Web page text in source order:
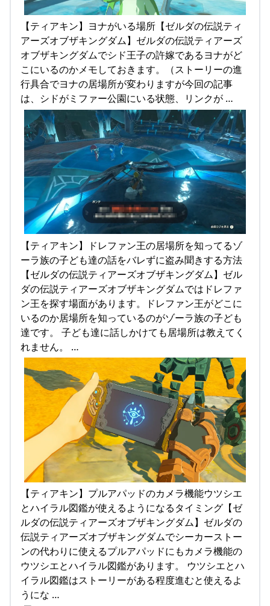
【ティアキン】ヨナがいる場所【ゼルダの伝説ティ
アーズオブザキングダム】ゼルダの伝説ティアーズ
オブザキングダムでシド王子の許嫁であるヨナがど
こにいるのかメモしておきます。（ストーリーの進
行具合でヨナの居場所が変わりますが今回の記事
は、シドがミファー公園にいる状態、リンクが …
【ティアキン】ドレファン王の居場所を知ってるゾ
ーラ族の子ども達の話をバレずに盗み聞きする方法
【ゼルダの伝説ティアーズオブザキングダム】ゼル
ダの伝説ティアーズオブザキングダムではドレファ
ン王を探す場面があります。ドレファン王がどこに
いるのか居場所を知っているのがゾーラ族の子ども
達です。 子ども達に話しかけても居場所は教えてく
れません。 …
【ティアキン】プルアパッドのカメラ機能ウツシエ
とハイラル図鑑が使えるようになるタイミング【ゼ
ルダの伝説ティアーズオブザキングダム】ゼルダの
伝説ティアーズオブザキングダムでシーカーストー
ンの代わりに使えるプルアパッドにもカメラ機能の
ウツシエとハイラル図鑑があります。 ウツシエとハ
イラル図鑑はストーリーがある程度進むと使えるよ
うにな …